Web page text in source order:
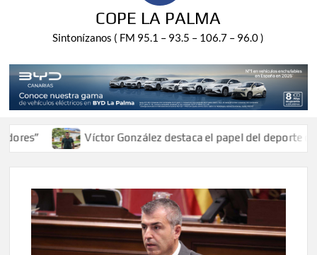
COPE LA PALMA
Sintonízanos ( FM 95.1 – 93.5 – 106.7 – 96.0 )
Víctor González destaca el papel del deporte como